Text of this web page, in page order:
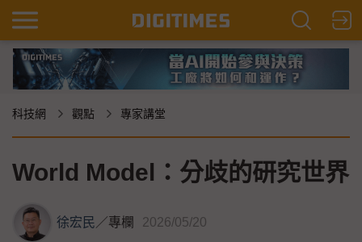
科技網 觀點 專家講堂
World Model：分歧的研究世界
徐宏民／專欄 2026/05/20